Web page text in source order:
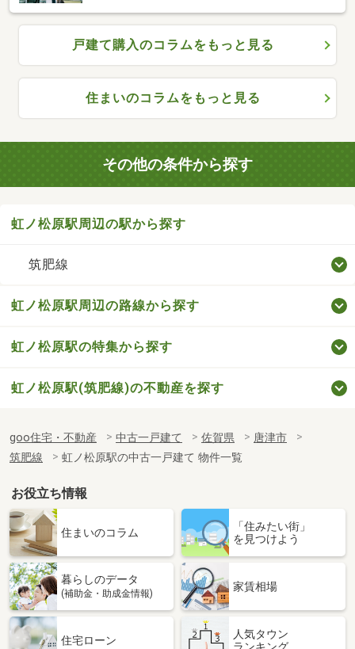
戸建て購入のコラムをもっと見る
住まいのコラムをもっと見る
その他の条件から探す
虹ノ松原駅周辺の駅から探す
筑肥線
虹ノ松原駅周辺の路線から探す
虹ノ松原駅の特集から探す
虹ノ松原駅(筑肥線)の不動産を探す
goo住宅・不動産 中古一戸建て 佐賀県
唐津市
筑肥線
虹ノ松原駅の中古一戸建て 物件一覧
お役立ち情報
住まいのコラム
「住みたい街」
を見つけよう
暮らしのデータ
(補助金・助成金情報)
家賃相場
住宅ローン
人気タウン